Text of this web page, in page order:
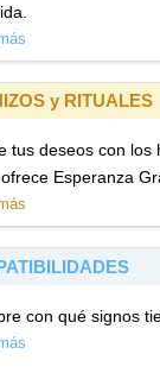
y RITUALES
tus deseos con los
Esperanza
con qué signos